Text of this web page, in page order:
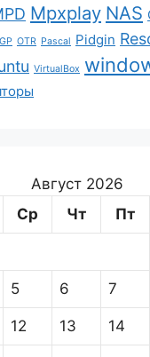
Mpxplay NAS
OTR Pascal Pidgin
VirtualBox
Август 2026
Ср Чт Пт
5 6 7
12 13 14